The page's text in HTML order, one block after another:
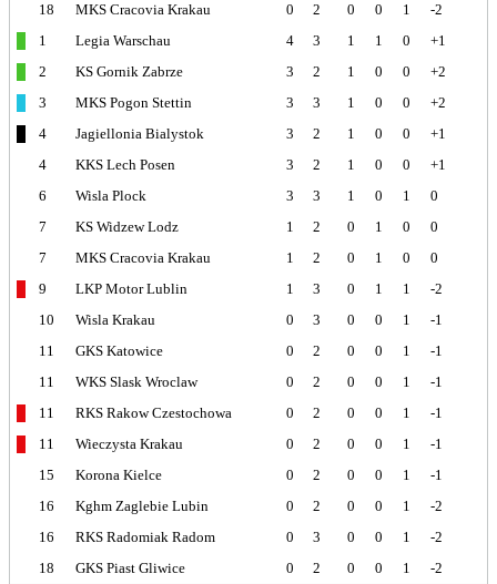
18
MKS Cracovia Krakau 0 2 0 0 1
-2
1
Legia Warschau 4 3 1 1 0
+1
2
KS Gornik Zabrze 3 2 1 0 0
+2
3
MKS Pogon Stettin 3 3 1 0 0
+2
4
Jagiellonia Bialystok 3 2 1 0 0
+1
4
KKS Lech Posen 3 2 1 0 0
+1
6
Wisla Plock 3 3 1 0 1
0
7
KS Widzew Lodz 1 2 0 1 0
0
7
MKS Cracovia Krakau 1 2 0 1 0
0
9
LKP Motor Lublin 1 3 0 1 1
-2
10
Wisla Krakau 0 3 0 0 1
-1
11
GKS Katowice 0 2 0 0 1
-1
11
WKS Slask Wroclaw 0 2 0 0 1
-1
11
RKS Rakow Czestochowa 0 2 0 0 1
-1
11
Wieczysta Krakau 0 2 0 0 1
-1
15
Korona Kielce 0 2 0 0 1
-1
16
Kghm Zaglebie Lubin 0 2 0 0 1
-2
16
RKS Radomiak Radom 0 3 0 0 1
-2
18
GKS Piast Gliwice 0 2 0 0 1 -2